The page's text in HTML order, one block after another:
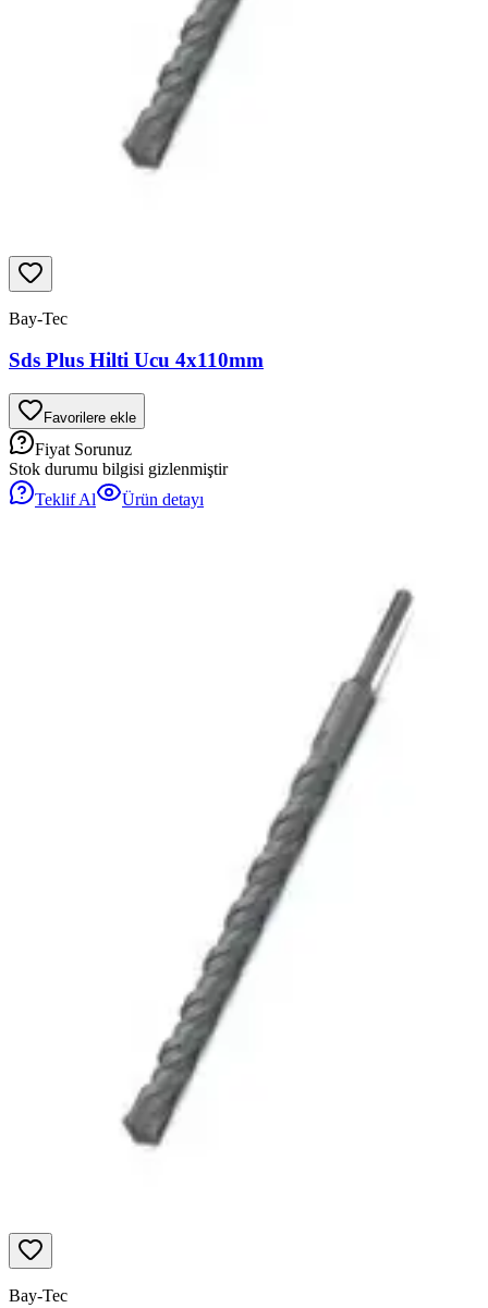
Bay-Tec
Sds Plus Hilti Ucu 4x110mm
Favorilere ekle
Fiyat Sorunuz
Stok durumu bilgisi gizlenmiştir
Teklif Al
Ürün detayı
Bay-Tec